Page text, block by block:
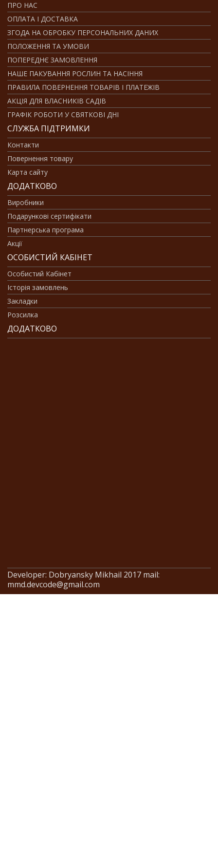
ПРО НАС
ОПЛАТА І ДОСТАВКА
ЗГОДА НА ОБРОБКУ ПЕРСОНАЛЬНИХ ДАНИХ
ПОЛОЖЕННЯ ТА УМОВИ
ПОПЕРЕДНЄ ЗАМОВЛЕННЯ
НАШЕ ПАКУВАННЯ РОСЛИН ТА НАСІННЯ
ПРАВИЛА ПОВЕРНЕННЯ ТОВАРІВ І ПЛАТЕЖІВ
АКЦІЯ ДЛЯ ВЛАСНИКІВ САДІВ
ГРАФІК РОБОТИ У СВЯТКОВІ ДНІ
СЛУЖБА ПІДТРИМКИ
Контакти
Повернення товару
Карта сайту
ДОДАТКОВО
Виробники
Подарункові сертифікати
Партнерська програма
Акції
ОСОБИСТИЙ КАБІНЕТ
Особистий Кабінет
Історія замовлень
Закладки
Розсилка
ДОДАТКОВО
Developer: Dobryansky Mikhail 2017 mail:
mmd.devcode@gmail.com